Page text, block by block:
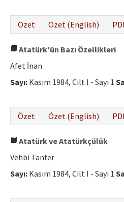
Özet
Özet (English)
Atatürk'ün Bazı Özellikleri
Afet İnan
Sayı: Kasım 1984, Cilt I - Sayı 1
Özet
Özet (English)
Atatürk ve Atatürkçülük
Vehbi Tanfer
Sayı: Kasım 1984, Cilt I - Sayı 1